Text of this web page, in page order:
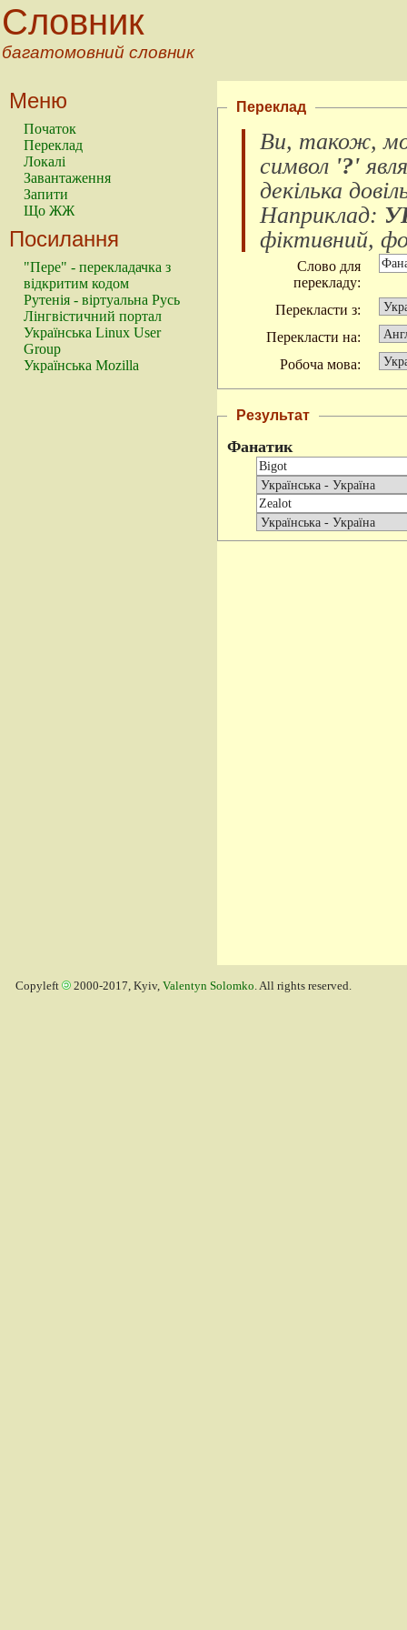
Словник
багатомовний словник
Меню
Початок
Переклад
Локалі
Завантаження
Запити
Що ЖЖ
Посилання
"Пере" - перекладачка з
відкритим кодом
Рутенія - віртуальна Русь
Лінгвістичний портал
Українська Linux User
Group
Українська Mozilla
Переклад
Ви, також,
символ '?'
декілька
Наприклад:
фіктивний,
Слово для
перекладу:
Перекласти з:
Перекласти на:
Робоча мова:
Результат
Фанатик
Copyleft 2000-2017, Kyiv, Valentyn Solomko. All rights reserved.